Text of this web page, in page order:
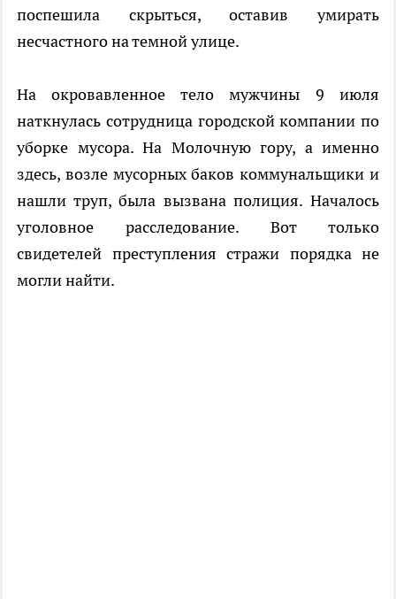
поспешила скрыться, оставив умирать
несчастного на темной улице.
На окровавленное тело мужчины 9 июля
наткнулась сотрудница городской компании по
уборке мусора. На Молочную гору, а именно
здесь, возле мусорных баков коммунальщики и
нашли труп, была вызвана полиция. Началось
уголовное расследование. Вот только
свидетелей преступления стражи порядка не
могли найти.